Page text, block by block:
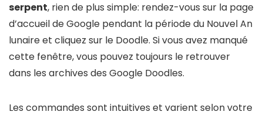
serpent, rien de plus simple: rendez-vous sur la page
d’accueil de Google pendant la période du Nouvel An
lunaire et cliquez sur le Doodle. Si vous avez manqué
cette fenêtre, vous pouvez toujours le retrouver
dans les archives des Google Doodles.
Les commandes sont intuitives et varient selon votre